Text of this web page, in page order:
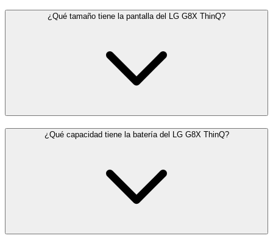
¿Qué tamaño tiene la pantalla del LG G8X ThinQ?
¿Qué capacidad tiene la batería del LG G8X ThinQ?